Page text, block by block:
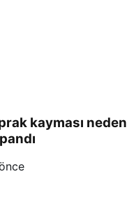
kayması